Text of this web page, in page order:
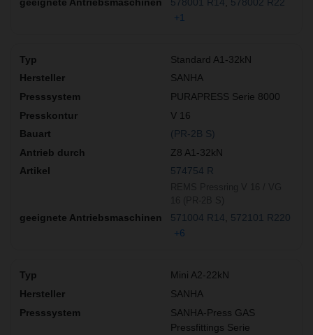
+1
Standard A1-32kN
SANHA
PURAPRESS Serie 8000
V 16
(PR-2B S)
Z8 A1-32kN
574754 R
571004 R14
572101 R220
+6
Mini A2-22kN
SANHA
SANHA-Press GAS
Pressfittings Serie